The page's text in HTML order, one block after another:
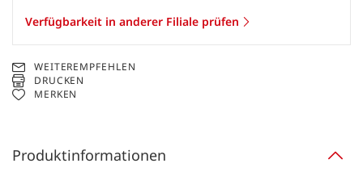
Verfügbarkeit in anderer Filiale prüfen
WEITEREMPFEHLEN
DRUCKEN
MERKEN
Produktinformationen